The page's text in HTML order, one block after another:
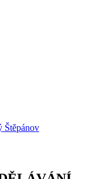
Štěpánov